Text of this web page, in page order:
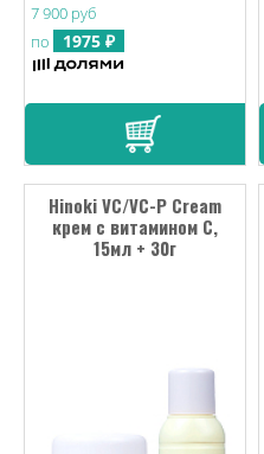
7 900 руб
по
1975 ₽
Hinoki VC/VC-P Cream
крем с витамином С,
15мл + 30г